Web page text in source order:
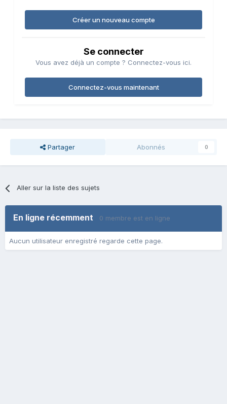
Créer un nouveau compte
Se connecter
Vous avez déjà un compte ? Connectez-vous ici.
Connectez-vous maintenant
Partager Abonnés 0
Aller sur la liste des sujets
En ligne récemment 0 membre est en ligne
Aucun utilisateur enregistré regarde cette page.